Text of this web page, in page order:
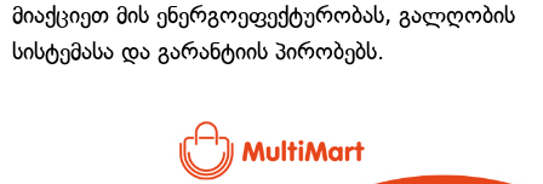
მიაქციეთ მის ენერგოეფექტურობას, გალღობის
სისტემასა და გარანტიის პირობებს.